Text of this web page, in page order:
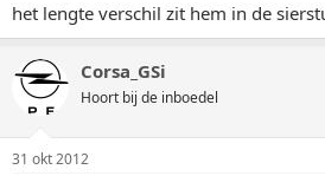
het lengte verschil zit hem in de
Corsa_GSi
Hoort bij de inboedel
31 okt 2012